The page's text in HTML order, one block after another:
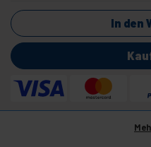
In den